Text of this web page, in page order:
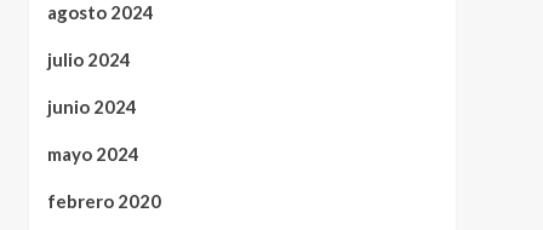
agosto 2024
julio 2024
junio 2024
mayo 2024
febrero 2020